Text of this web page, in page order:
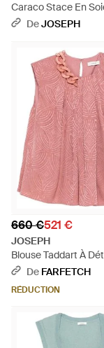
Caraco Stace En
Imprimée - Neutre
DeJOSEPH
660 €521 €
JOSEPH
Blouse Taddart À
Chaîne - Rose
De FARFETCH
RÉDUCTION